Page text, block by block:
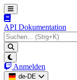
API Dokumentation
Anmelden
de-DE